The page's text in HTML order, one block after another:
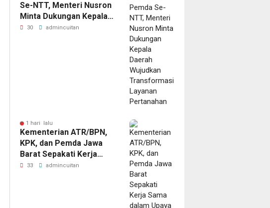
Se-NTT, Menteri Nusron
Minta Dukungan Kepala
Daerah Wujudkan
30 admincuitan
1 hari lalu
Kementerian ATR/BPN,
KPK, dan Pemda Jawa
Barat Sepakati Kerja
Sama dalam Upaya
33 admincuitan